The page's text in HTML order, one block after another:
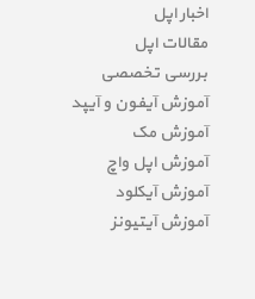
اخبار اپل
مقالات اپل
بررسی تخصصی
آموزش آیفون و آیپد
آموزش مک
آموزش اپل واچ
آموزش آیکلود
آموزش آیتیونز